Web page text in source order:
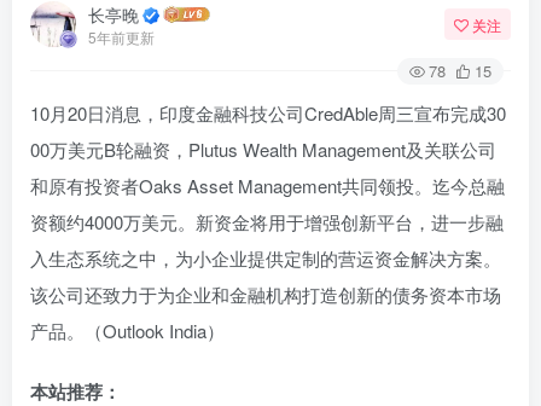
长亭晚
5年前更新
关注
78 15
10月20日消息，印度金融科技公司CredAble周三宣布完成30
00万美元B轮融资，Plutus Wealth Management及关联公司
和原有投资者Oaks Asset Management共同领投。迄今总融
资额约4000万美元。新资金将用于增强创新平台，进一步融
入生态系统之中，为小企业提供定制的营运资金解决方案。
该公司还致力于为企业和金融机构打造创新的债务资本市场
产品。（Outlook India）
本站推荐：